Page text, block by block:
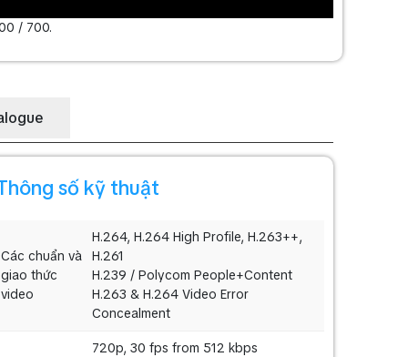
/ 700.
số kỹ thuật
Các chuẩn và
giao thức
video
H.264, H.264 High Profile, H.263++,
H.261
H.239 / Polycom People+Content
H.263 & H.264 Video Error
Concealment
720p, 30 fps from 512 kbps